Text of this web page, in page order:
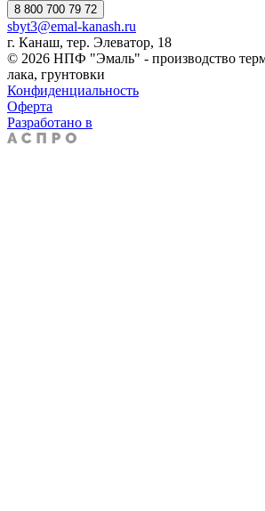
8 800 700 79 72
sbyt3@emal-kanash.ru
г. Канаш, тер. Элеватор, 18
© 2026 НПФ "Эмаль" - производство
лака, грунтовки
Конфиденциальность
Оферта
Разработано в